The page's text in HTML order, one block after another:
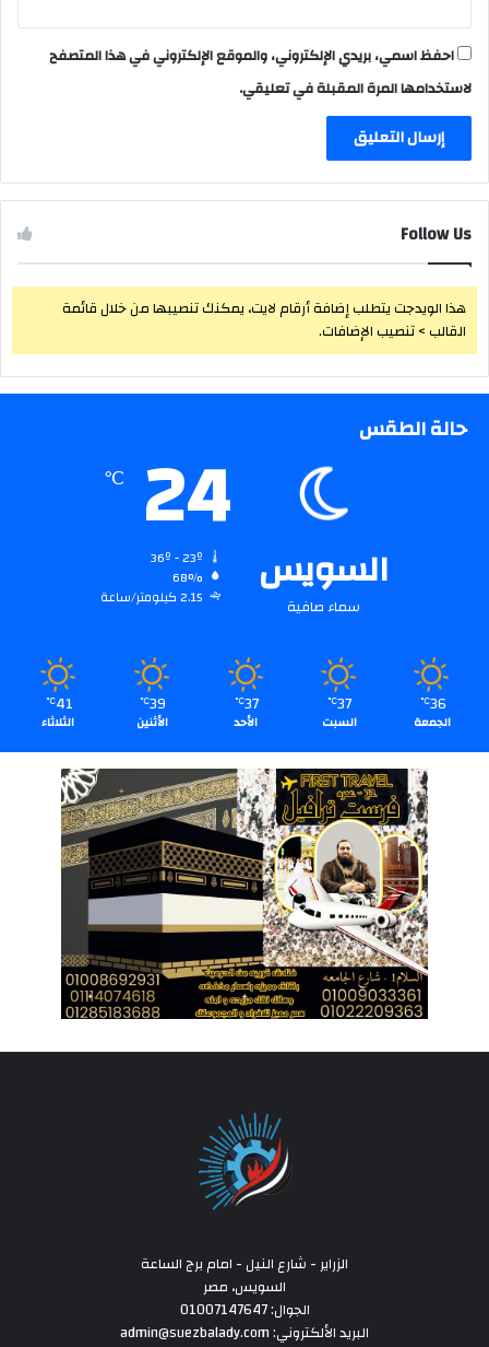
احفظ اسمي، بريدي الإلكتروني، والموقع الإلكتروني في هذا المتصفح
لاستخدامها المرة المقبلة في تعليقي.
Follow Us
هذا الويدجت يتطلب إضافة أرقام لايت، يمكنك تنصيبها من خلال قائمة
القالب > تنصيب الإضافات.
حالة الطقس
السويس
سماء صافية
24
℃
68%
2.15 كيلومتر/ساعة
36
℃
الجمعة
37
℃
السبت
37
℃
الأحد
39
℃
الأثنين
41
℃
الثلاثاء
الزراير - شارع النيل - امام برج الساعة
السويس، مصر
الجوال: 01007147647
البريد الألكتروني: admin@suezbalady.com